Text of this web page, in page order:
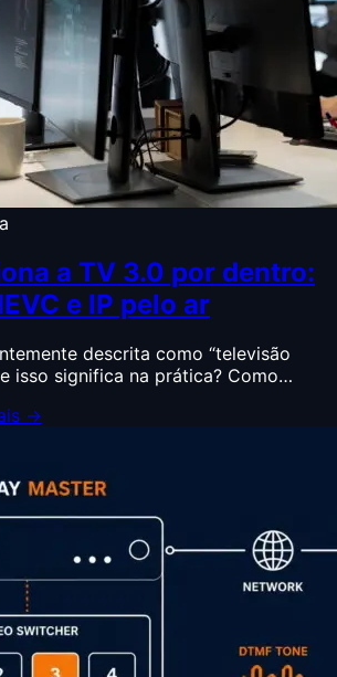
a TV 3.0 por dentro:
e IP pelo ar
descrita como “televisão
isso significa na prática? Como…
→